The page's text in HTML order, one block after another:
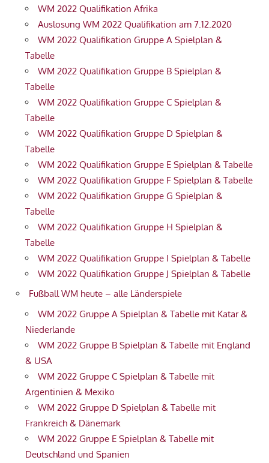
WM 2022 Qualifikation Afrika
Auslosung WM 2022 Qualifikation am 7.12.2020
WM 2022 Qualifikation Gruppe A Spielplan &
Tabelle
WM 2022 Qualifikation Gruppe B Spielplan &
Tabelle
WM 2022 Qualifikation Gruppe C Spielplan &
Tabelle
WM 2022 Qualifikation Gruppe D Spielplan &
Tabelle
WM 2022 Qualifikation Gruppe E Spielplan & Tabelle
WM 2022 Qualifikation Gruppe F Spielplan & Tabelle
WM 2022 Qualifikation Gruppe G Spielplan &
Tabelle
WM 2022 Qualifikation Gruppe H Spielplan &
Tabelle
WM 2022 Qualifikation Gruppe I Spielplan & Tabelle
WM 2022 Qualifikation Gruppe J Spielplan & Tabelle
Fußball WM heute – alle Länderspiele
WM 2022 Gruppe A Spielplan & Tabelle mit Katar &
Niederlande
WM 2022 Gruppe B Spielplan & Tabelle mit England
& USA
WM 2022 Gruppe C Spielplan & Tabelle mit
Argentinien & Mexiko
WM 2022 Gruppe D Spielplan & Tabelle mit
Frankreich & Dänemark
WM 2022 Gruppe E Spielplan & Tabelle mit
Deutschland und Spanien